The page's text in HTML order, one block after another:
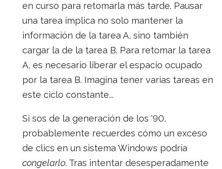
en curso para retomarla más tarde. Pausar
una tarea implica no solo mantener la
información de la tarea A, sino también
cargar la de la tarea B. Para retomar la tarea
A, es necesario liberar el espacio ocupado
por la tarea B. Imagina tener varias tareas en
este ciclo constante...
Si sos de la generación de los '90,
probablemente recuerdes cómo un exceso
de clics en un sistema Windows podría
congelarlo. Tras intentar desesperadamente